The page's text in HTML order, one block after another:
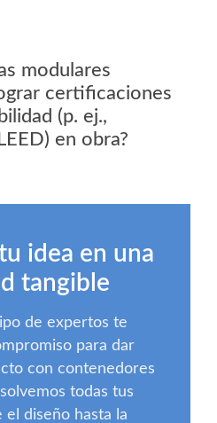
modulares
certificaciones
(p. ej.,
en obra?
idea en una
tangible
de expertos te
para dar
con contenedores
todas tus
el diseño hasta la